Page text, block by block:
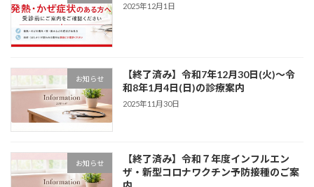
2025年12月1日
お知らせ
【終了済み】令和7年12月30日(火)～令
和8年1月4日(日)の診療案内
2025年11月30日
お知らせ
【終了済み】令和７年度インフルエン
ザ・新型コロナワクチン予防接種のご案